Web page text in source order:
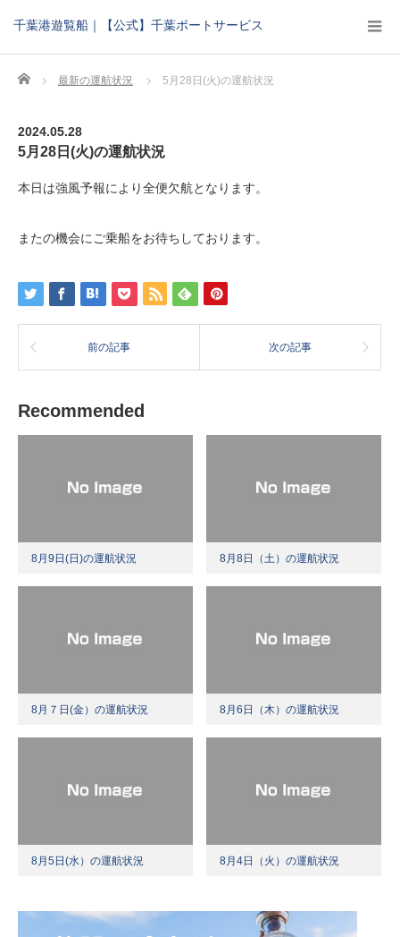
千葉港遊覧船｜【公式】千葉ポートサービス
Home 最新の運航状況 5月28日(火)の運航状況
2024.05.28
5月28日(火)の運航状況
本日は強風予報により全便欠航となります。
またの機会にご乗船をお待ちしております。
前の記事 次の記事
Recommended
8月9日(日)の運航状況 8月8日（土）の運航状況
8月７日(金）の運航状況 8月6日（木）の運航状況
8月5日(水）の運航状況 8月4日（火）の運航状況